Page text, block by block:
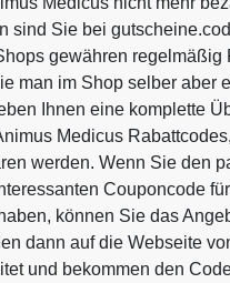
sind Sie bei
gewähren regelmäßig
man im Shop selber aber
Ihnen eine komplette
Medicus
werden. Wenn Sie den
Couponcode
können Sie das
dann auf die Webseite
und bekommen den